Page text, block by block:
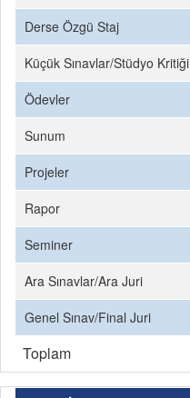
Derse Özgü Staj
Küçük Sınavlar/Stüdyo Kritiği
Ödevler
Sunum
Projeler
Rapor
Seminer
Ara Sınavlar/Ara Juri
Genel Sınav/Final Juri
Toplam